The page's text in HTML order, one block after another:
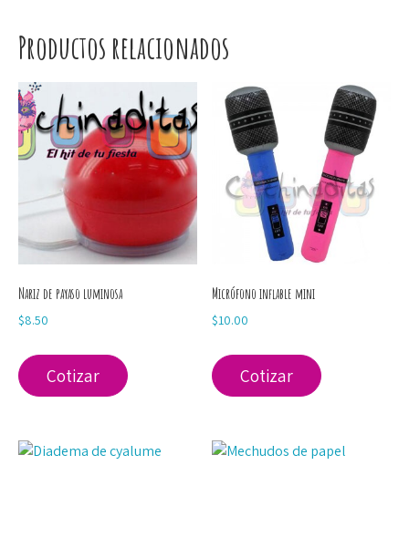
Productos relacionados
Nariz de payaso luminosa
$8.50
Cotizar
Micrófono inflable mini
$10.00
Cotizar